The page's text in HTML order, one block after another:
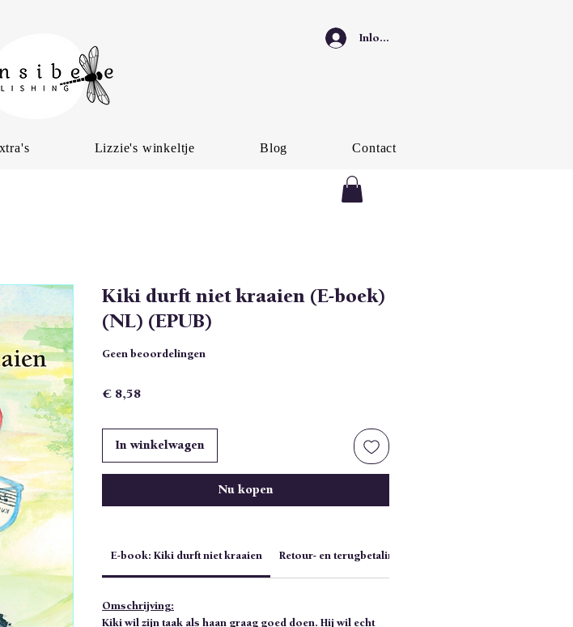
Inloggen
Lizzie's winkeltje Blog Contact
Kiki durft niet kraaien (E-boek)
(NL) (EPUB)
Geen beoordelingen
€ 8,58Prijs
In winkelwagen
Nu kopen
E-book: Kiki durft niet kraaien Retour- en terugbetalingsbeleid
Omschrijving:
Kiki wil zijn taak als haan graag goed doen. Hij wil echt